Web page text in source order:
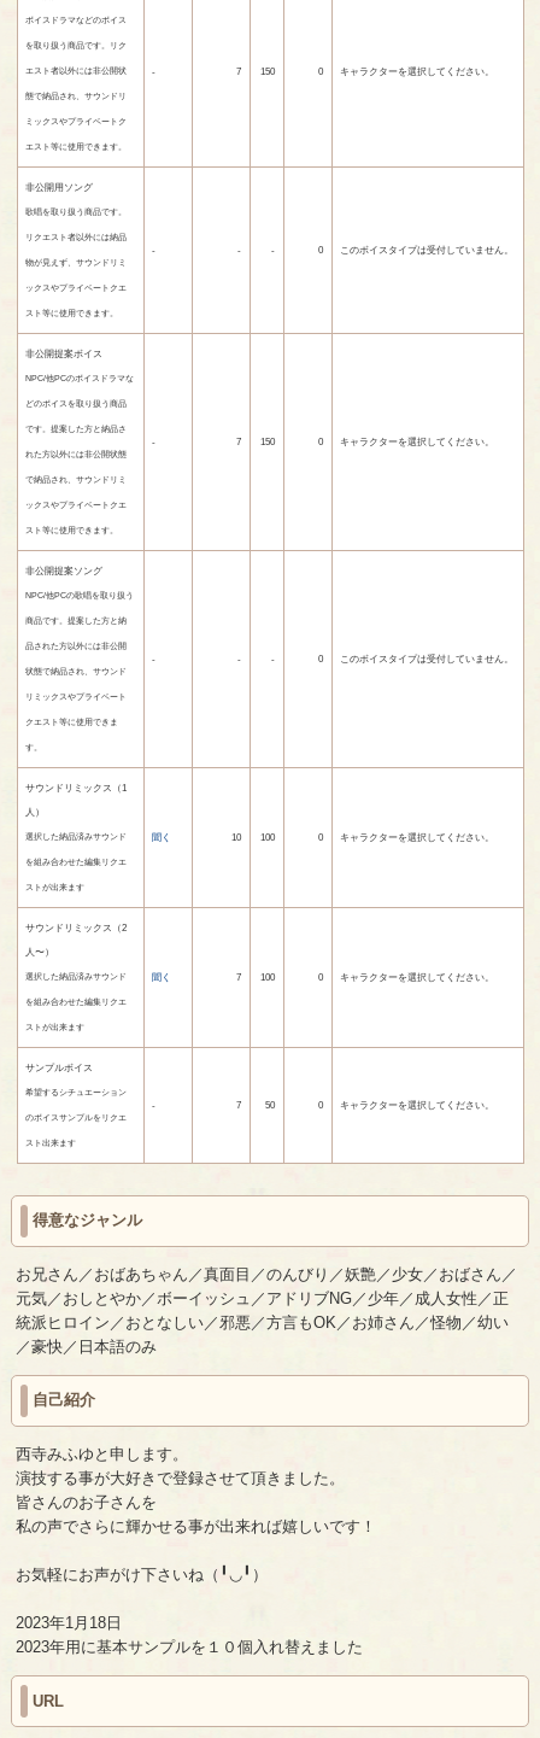
ボイスドラマなどのボイス
を取り扱う商品です。リク
エスト者以外には非公開状
態で納品され、サウンドリ
ミックスやプライベートク
エスト等に使用できます。
- 7 150 0 キャラクターを選択してください。
非公開用ソング
歌唱を取り扱う商品です。
リクエスト者以外には納品
物が見えず、サウンドリミ
ックスやプライベートクエ
スト等に使用できます。
- - - 0 このボイスタイプは受付していません。
非公開提案ボイス
NPC/他PCのボイスドラマな
どのボイスを取り扱う商品
です。提案した方と納品さ
れた方以外には非公開状態
で納品され、サウンドリミ
ックスやプライベートクエ
スト等に使用できます。
- 7 150 0 キャラクターを選択してください。
非公開提案ソング
NPC/他PCの歌唱を取り扱う
商品です。提案した方と納
品された方以外には非公開
状態で納品され、サウンド
リミックスやプライベート
クエスト等に使用できま
す。
- - - 0 このボイスタイプは受付していません。
サウンドリミックス（1
人）
選択した納品済みサウンド
を組み合わせた編集リクエ
ストが出来ます
聞く 10 100 0 キャラクターを選択してください。
サウンドリミックス（2
人〜）
選択した納品済みサウンド
を組み合わせた編集リクエ
ストが出来ます
聞く 7 100 0 キャラクターを選択してください。
サンプルボイス
希望するシチュエーション
のボイスサンプルをリクエ
スト出来ます
- 7 50 0 キャラクターを選択してください。
得意なジャンル
お兄さん／おばあちゃん／真面目／のんびり／妖艶／少女／おばさん／
元気／おしとやか／ボーイッシュ／アドリブNG／少年／成人女性／正
統派ヒロイン／おとなしい／邪悪／方言もOK／お姉さん／怪物／幼い
／豪快／日本語のみ
自己紹介
西寺みふゆと申します。
演技する事が大好きで登録させて頂きました。
皆さんのお子さんを
私の声でさらに輝かせる事が出来れば嬉しいです！
お気軽にお声がけ下さいね（╹◡╹）
2023年1月18日
2023年用に基本サンプルを１０個入れ替えました
URL